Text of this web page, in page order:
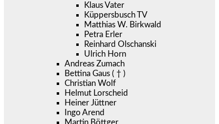
Klaus Vater
Küppersbusch TV
Matthias W. Birkwald
Petra Erler
Reinhard Olschanski
Ulrich Horn
Andreas Zumach
Bettina Gaus ( † )
Christian Wolf
Helmut Lorscheid
Heiner Jüttner
Ingo Arend
Martin Böttger